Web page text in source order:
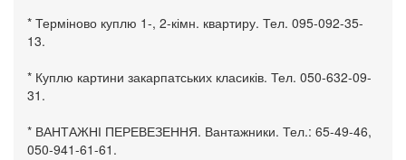
* Терміново куплю 1-, 2-кімн. квартиру. Тел. 095-092-35-
13.
* Куплю картини закарпатських класиків. Тел. 050-632-09-
31.
* ВАНТАЖНІ ПЕРЕВЕЗЕННЯ. Вантажники. Тел.: 65-49-46,
050-941-61-61.